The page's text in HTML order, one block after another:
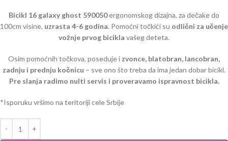
Bicikl 16 galaxy ghost 590050ergonomskog dizajna, za dečake do
100cm visine, uzrasta 4-6 godina. Pomoćni točkići su odlični za učenje
vožnje prvog bicikla vašeg deteta.
Osim pomoćnih točkova, poseduje i zvonce, blatobran, lancobran,
zadnju i prednju kočnicu – sve ono što treba da ima jedan dobar bicikl.
Pre slanja radimo nulti servis i proveravamo ispravnost bicikla.
*Isporuku vršimo na teritoriji cele Srbije